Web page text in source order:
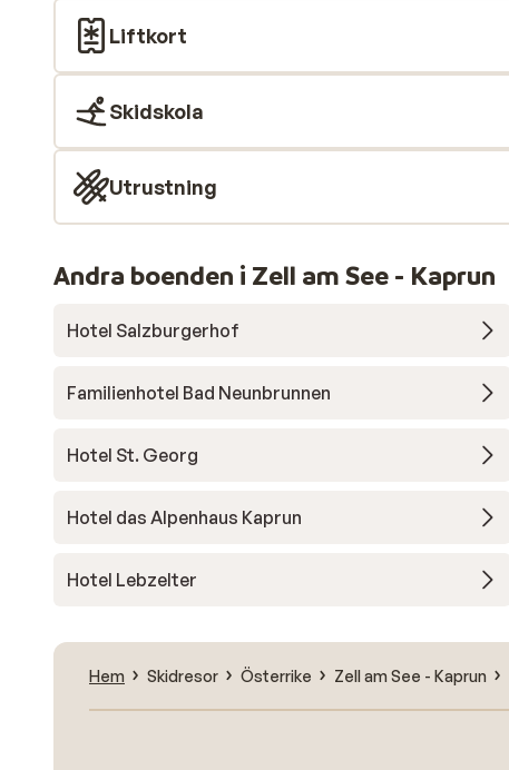
Liftkort
Skidskola
Utrustning
Andra boenden i Zell am See - Kaprun
Hotel Salzburgerhof
Familienhotel Bad Neunbrunnen
Hotel St. Georg
Hotel das Alpenhaus Kaprun
Hotel Lebzelter
Hem Skidresor Österrike Zell am See - Kaprun